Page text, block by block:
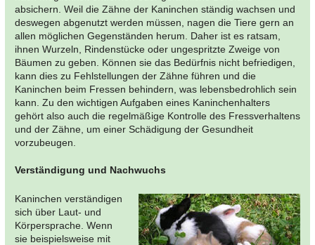
absichern. Weil die Zähne der Kaninchen ständig wachsen und
deswegen abgenutzt werden müssen, nagen die Tiere gern an
allen möglichen Gegenständen herum. Daher ist es ratsam,
ihnen Wurzeln, Rindenstücke oder ungespritzte Zweige von
Bäumen zu geben. Können sie das Bedürfnis nicht befriedigen,
kann dies zu Fehlstellungen der Zähne führen und die
Kaninchen beim Fressen behindern, was lebensbedrohlich sein
kann. Zu den wichtigen Aufgaben eines Kaninchenhalters
gehört also auch die regelmäßige Kontrolle des Fressverhaltens
und der Zähne, um einer Schädigung der Gesundheit
vorzubeugen.
Verständigung und Nachwuchs
Kaninchen verständigen
sich über Laut- und
Körpersprache. Wenn
sie beispielsweise mit